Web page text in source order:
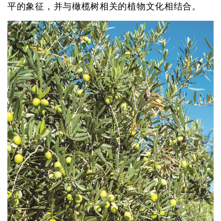
平的象征，并与橄榄树相关的植物文化相结合。